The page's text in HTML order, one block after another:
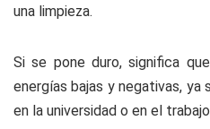
una limpieza.
Si se pone duro, significa
energías bajas y negativas, ya
en la universidad o en el